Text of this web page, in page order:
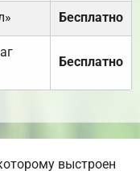
Бесплатно
Бесплатно
выстроен